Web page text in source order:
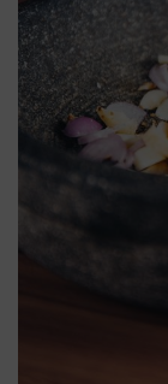
Faixa de valor